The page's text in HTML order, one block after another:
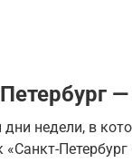
недели, в